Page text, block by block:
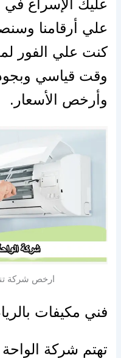
عليك
الإسراع في
علي أرقامنا
كنت علي الفور
وقت قياسي
وأرخص
الأسعار.
ارخص شركة
فني مكيفات
تهتم شركة الواحة